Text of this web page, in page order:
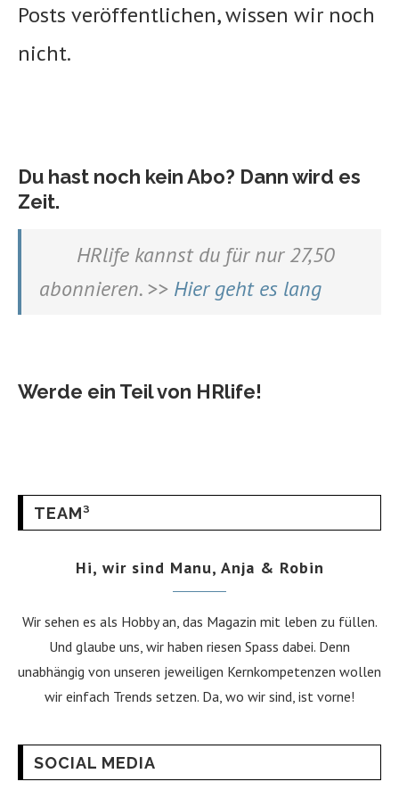
Posts veröffentlichen, wissen wir noch
nicht.
Du hast noch kein Abo? Dann wird es
Zeit.
HRlife kannst du für nur 27,50
abonnieren. >> Hier geht es lang
Werde ein Teil von HRlife!
TEAM³
Hi, wir sind Manu, Anja & Robin
Wir sehen es als Hobby an, das Magazin mit leben zu füllen.
Und glaube uns, wir haben riesen Spass dabei. Denn
unabhängig von unseren jeweiligen Kernkompetenzen wollen
wir einfach Trends setzen. Da, wo wir sind, ist vorne!
SOCIAL MEDIA